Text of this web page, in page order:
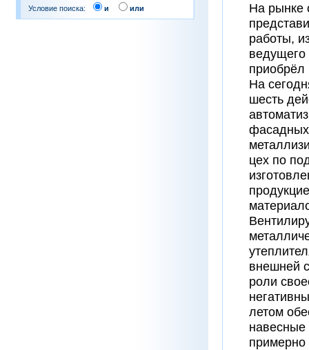
Условие поиска: и или
На рынке
работы,
ведущего
приобрёл
На
шесть
фасадных
цех по
внешней
роли
летом
навесные
примерно